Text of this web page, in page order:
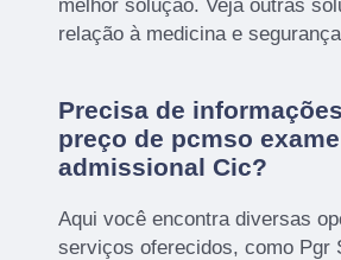
melhor solução. Veja outras
relação à medicina e
Precisa de
preço de pcmso exame
admissional Cic?
Aqui você encontra diversas
serviços oferecidos, como Pgr